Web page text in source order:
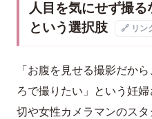
人目を気にせず撮
という選択肢
🔗 リン
「お腹を見せる撮影だか
ろで撮りたい」という妊
切や女性カメラマンのス